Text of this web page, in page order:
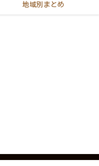
地域別まとめ